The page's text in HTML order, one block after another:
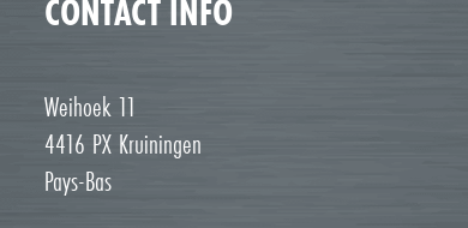
CONTACT INFO
Weihoek 11
4416 PX Kruiningen
Pays-Bas